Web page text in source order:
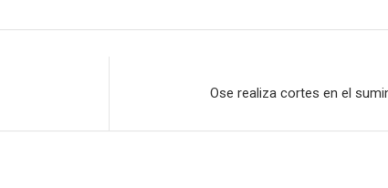
Ose realiza cortes en el